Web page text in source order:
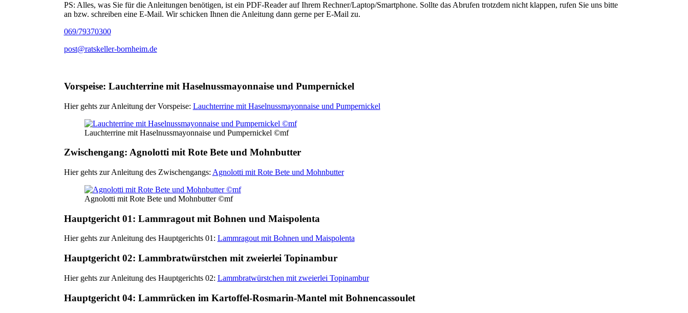
PS: Alles, was Sie für die Anleitungen benötigen, ist ein PDF-Reader auf Ihrem Rechner/Laptop/Smartphone. Sollte das Abrufen trotzdem nicht klappen, rufen Sie uns bitte
an bzw. schreiben eine E-Mail. Wir schicken Ihnen die Anleitung dann gerne per E-Mail zu.
069/79370300
post@ratskeller-bornheim.de
Vorspeise: Lauchterrine mit Haselnussmayonnaise und Pumpernickel
Hier gehts zur Anleitung der Vorspeise: Lauchterrine mit Haselnussmayonnaise und Pumpernickel
Lauchterrine mit Haselnussmayonnaise und Pumpernickel ©mf
Zwischengang: Agnolotti mit Rote Bete und Mohnbutter
Hier gehts zur Anleitung des Zwischengangs: Agnolotti mit Rote Bete und Mohnbutter
Agnolotti mit Rote Bete und Mohnbutter ©mf
Hauptgericht 01: Lammragout mit Bohnen und Maispolenta
Hier gehts zur Anleitung des Hauptgerichts 01: Lammragout mit Bohnen und Maispolenta
Hauptgericht 02: Lammbratwürstchen mit zweierlei Topinambur
Hier gehts zur Anleitung des Hauptgerichts 02: Lammbratwürstchen mit zweierlei Topinambur
Hauptgericht 04: Lammrücken im Kartoffel-Rosmarin-Mantel mit Bohnencassoulet